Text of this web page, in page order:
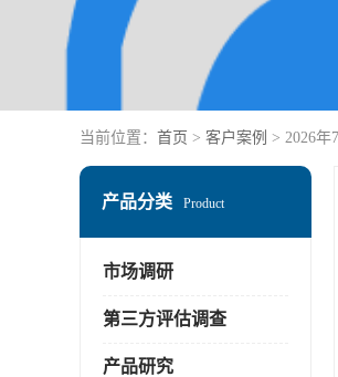
当前位置： 首页 > 客户案例 > 2026
产品分类 Product
市场调研
第三方评估调查
产品研究